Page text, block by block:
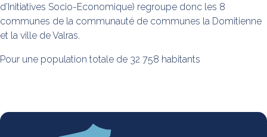
d’Initiatives Socio-Economique) regroupe donc les 8
communes de la communauté de communes la Domitienne
et la ville de Valras.
Pour une population totale de 32 758 habitants